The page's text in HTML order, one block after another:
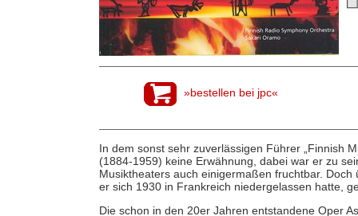
»bestellen bei jpc«
In dem sonst sehr zuverlässigen Führer „Finnish
(1884-1959) keine Erwähnung, dabei war er zu
Musiktheaters auch einigermaßen fruchtbar.
er sich 1930 in Frankreich niedergelassen hatte,
Die schon in den 20er Jahren entstandene Oper